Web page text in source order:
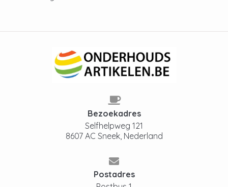
Bezoekadres
Selfhelpweg 121
8607 AC Sneek, Nederland
Postadres